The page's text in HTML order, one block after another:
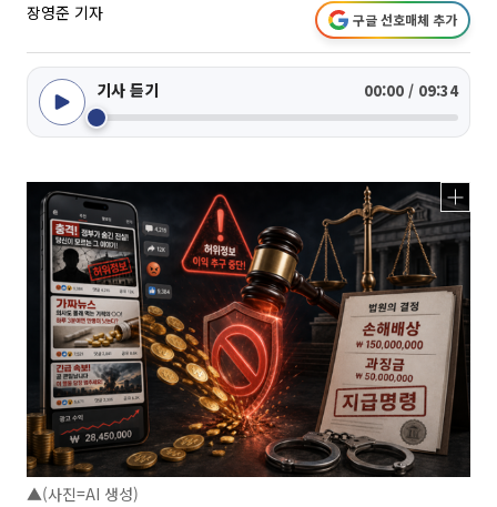
장영준 기자 구글 선호매체 추가
기사 듣기 00:00 / 09:34
▲(사진=AI 생성)